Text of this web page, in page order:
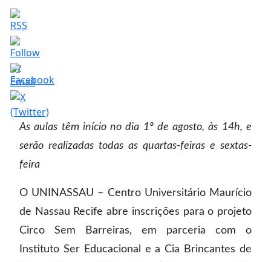
As aulas têm início no dia 1º de agosto, às 14h, e
serão realizadas todas as quartas-feiras e sextas-
feira
O UNINASSAU – Centro Universitário Maurício
de Nassau Recife abre inscrições para o projeto
Circo Sem Barreiras, em parceria com o
Instituto Ser Educacional e a Cia Brincantes de